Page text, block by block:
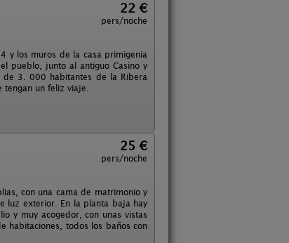
22 €
pers/noche
y los muros de la casa primigenia
pueblo, junto al antiguo Casino y
de 3. 000 habitantes de la Ribera
un feliz viaje.
25 €
pers/noche
con una cama de matrimonio y
luz exterior. En la planta baja hay
y muy acogedor, con unas vistas
habitaciones, todos los baños con